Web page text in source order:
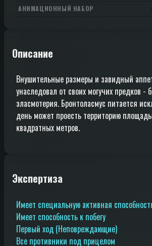
АНИМАЦИОННЫЙ НАБОР
Описание
Внушительные размеры и завидный
унаследовал от своих могучих предков -
эласмотерия. Бронтоласмус питается
день может проесть территорию
квадратных метров.
Экспертиза
Имеет специальную активная
Имеет способность к побегу
Первый ход (Неповреждающие)
Все противники под прицелом